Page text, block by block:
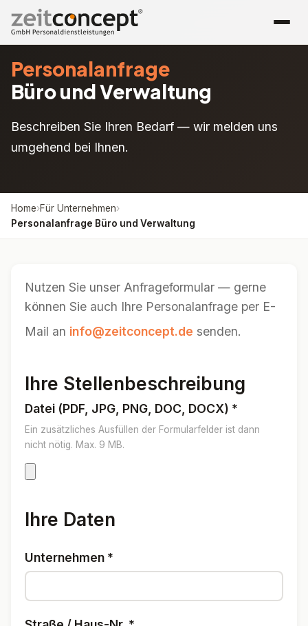
Personalanfrage
Büro und Verwaltung
Beschreiben Sie Ihren Bedarf — wir melden uns
umgehend bei Ihnen.
Home›Für Unternehmen›
Personalanfrage Büro und Verwaltung
Nutzen Sie unser Anfrageformular — gerne
können Sie auch Ihre Personalanfrage per E-
Mail an info@zeitconcept.de senden.
Ihre Stellenbeschreibung
Datei (PDF, JPG, PNG, DOC, DOCX) *
Ein zusätzliches Ausfüllen der Formularfelder ist dann
nicht nötig. Max. 9 MB.
Ihre Daten
Unternehmen *